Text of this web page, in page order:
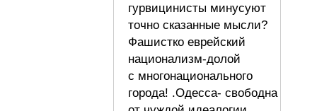
гурвицинисты минусуют
точно сказанные мысли?
Фашистко еврейский
национализм-долой
с многонационального
города! .Одесса- свободна